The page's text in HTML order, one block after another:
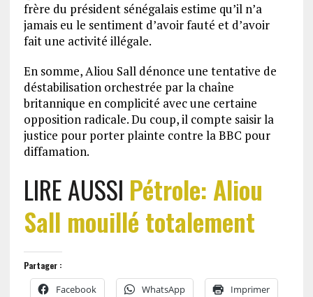
frère du président sénégalais estime qu’il n’a
jamais eu le sentiment d’avoir fauté et d’avoir
fait une activité illégale.
En somme, Aliou Sall dénonce une tentative de
déstabilisation orchestrée par la chaîne
britannique en complicité avec une certaine
opposition radicale. Du coup, il compte saisir la
justice pour porter plainte contre la BBC pour
diffamation.
LIRE AUSSI Pétrole: Aliou
Sall mouillé totalement
Partager :
Facebook WhatsApp Imprimer